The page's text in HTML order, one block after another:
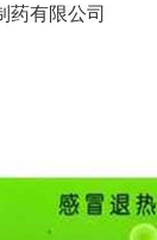
药有限公司